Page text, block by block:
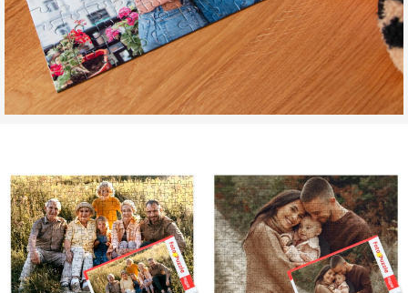
Dziadka
na Wielkanoc
na wieczór
na wieczór
kawalerski